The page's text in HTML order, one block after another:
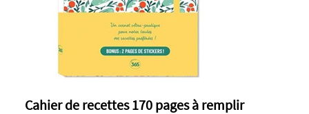
Cahier de recettes 170 pages à remplir